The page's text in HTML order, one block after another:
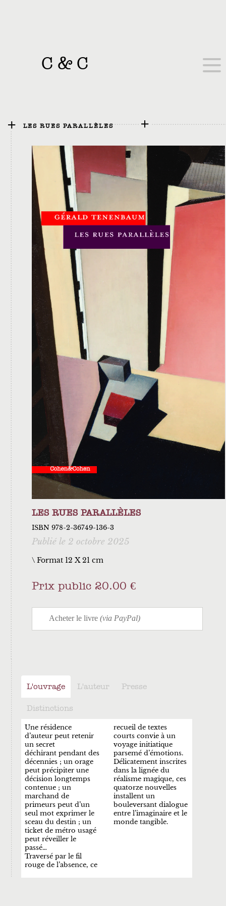
C &C
LES RUES PARALLÈLES
LES RUES PARALLÈLES
ISBN 978-2-36749-136-3
Publié le 2 octobre 2025
\ Format 12 X 21 cm
Prix public 20.00 €
L'ouvrage L'auteur Presse
Distinctions
Une résidence
d’auteur peut retenir
un secret
déchirant pendant des
décennies ; un orage
peut précipiter une
décision longtemps
contenue ; un
marchand de
primeurs peut d’un
seul mot exprimer le
sceau du destin ; un
ticket de métro usagé
peut réveiller le
passé…
Traversé par le fil
rouge de l’absence, ce
recueil de textes
courts convie à un
voyage initiatique
parsemé d’émotions.
Délicatement inscrites
dans la lignée du
réalisme magique, ces
quatorze nouvelles
installent un
bouleversant dialogue
entre l’imaginaire et le
monde tangible.